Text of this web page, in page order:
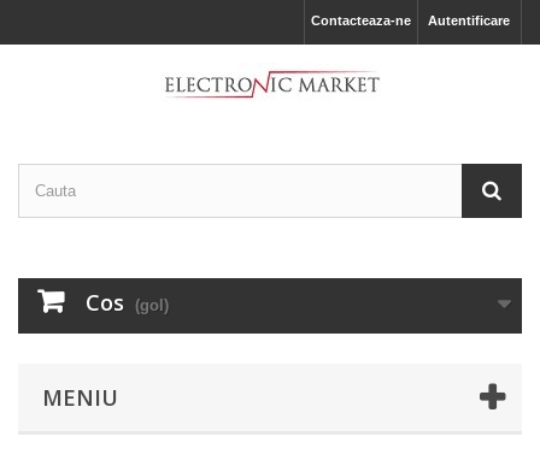
Autentificare
Contacteaza-ne
Cos (gol)
MENIU